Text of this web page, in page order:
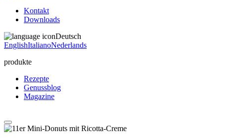
Kontakt
Downloads
Deutsch
EnglishItalianoNederlands
produkte
Rezepte
Genussblog
Magazine